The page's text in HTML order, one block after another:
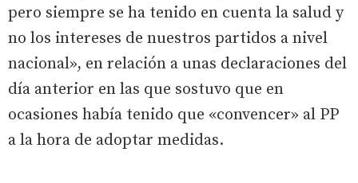
pero siempre se ha tenido en cuenta la salud y
no los intereses de nuestros partidos a nivel
nacional», en relación a unas declaraciones del
día anterior en las que sostuvo que en
ocasiones había tenido que «convencer» al PP
a la hora de adoptar medidas.